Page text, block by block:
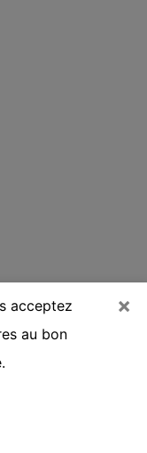
×
acceptez
au bon